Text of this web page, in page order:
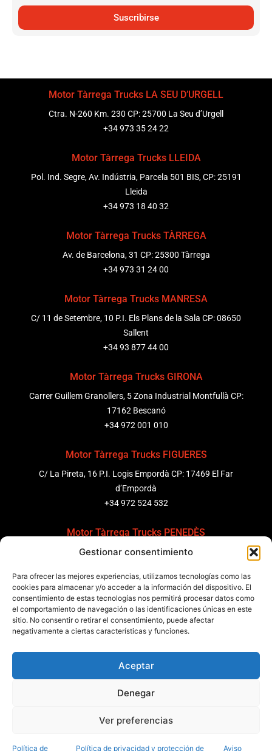
Gestionar consentimiento
Para ofrecer las mejores experiencias, utilizamos tecnologías como las
cookies para almacenar y/o acceder a la información del dispositivo. El
consentimiento de estas tecnologías nos permitirá procesar datos como
el comportamiento de navegación o las identificaciones únicas en este
sitio. No consentir o retirar el consentimiento, puede afectar
negativamente a ciertas características y funciones.
Aceptar
Denegar
Ver preferencias
Política de Política de privacidad y protección de Aviso
Suscribirse
Motor Tàrrega Trucks LA SEU D’URGELL
Ctra. N-260 Km. 230 CP: 25700 La Seu d’Urgell
+34 973 35 24 22
Motor Tàrrega Trucks LLEIDA
Pol. Ind. Segre, Av. Indústria, Parcela 501 BIS, CP: 25191
Lleida
+34 973 18 40 32
Motor Tàrrega Trucks TÀRREGA
Av. de Barcelona, 31 CP: 25300 Tàrrega
+34 973 31 24 00
Motor Tàrrega Trucks MANRESA
C/ 11 de Setembre, 10 P.I. Els Plans de la Sala CP: 08650
Sallent
+34 93 877 44 00
Motor Tàrrega Trucks GIRONA
Carrer Guillem Granollers, 5 Zona Industrial Montfullà CP:
17162 Bescanó
+34 972 001 010
Motor Tàrrega Trucks FIGUERES
C/ La Pireta, 16 P.I. Logis Empordà CP: 17469 El Far
d’Empordà
+34 972 524 532
Motor Tàrrega Trucks PENEDÈS
C/ Ponent 8, Pol. Ind. Sant Pere Molanta, CP: 08799
+34 931 69 11 91
Motor Tàrrega Trucks BARCELONA
Zona Franca, Carrer E, s/n 08040 Barcelona, España
Política de cookiesAviso legalCondiciones generales